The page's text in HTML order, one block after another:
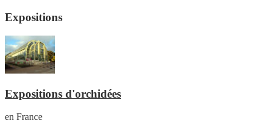
Expositions
Expositions d'orchidées
en France